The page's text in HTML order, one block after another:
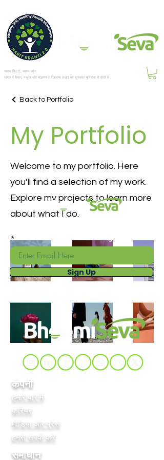
स्वस्थ मिट्टी, स्वस्थ लोग
भारत में कैंसर, मधुमेह और बांझपन के खिलाफ लड़ाई की शुरुआत भूमिसेवा से होती है।
Back to Portfolio
My Portfolio
Welcome to my portfolio. Here
you’ll find a selection of my work.
Explore my projects to learn more
about what I do.
विशेष रूप से उपलब्ध विशेष सौदों तक पहुंच प्राप्त करें।
Sign Up
कंपनी
हमारे बारे में
करियर
मीडिया और प्रेस
हमसे संपर्क करें
समाधान